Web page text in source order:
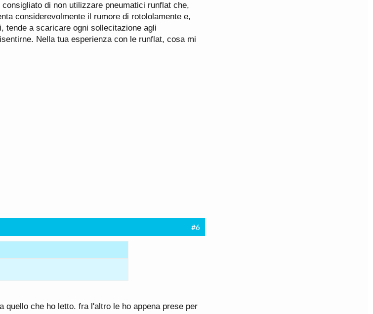
di non utilizzare pneumatici runflat che,
considerevolmente il rumore di rotololamente e,
tende a scaricare ogni sollecitazione agli
Nella tua esperienza con le runflat, cosa mi
#6
quello che ho letto. fra l'altro le ho appena prese per